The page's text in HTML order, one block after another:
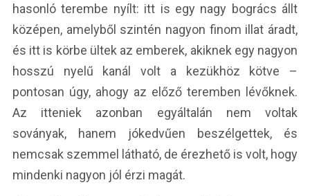
hasonló terembe nyílt: itt is egy nagy bogrács állt
középen, amelyből szintén nagyon finom illat áradt,
és itt is körbe ültek az emberek, akiknek egy nagyon
hosszú nyelű kanál volt a kezükhöz kötve –
pontosan úgy, ahogy az előző teremben lévőknek.
Az itteniek azonban egyáltalán nem voltak
soványak, hanem jókedvűen beszélgettek, és
nemcsak szemmel látható, de érezhető is volt, hogy
mindenki nagyon jól érzi magát.